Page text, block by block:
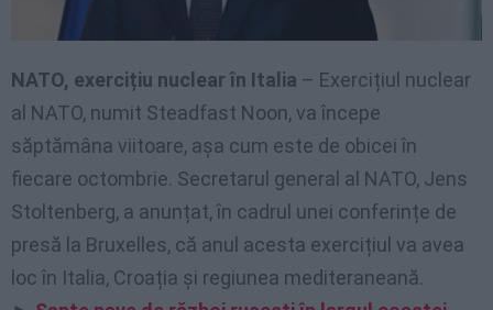
NATO, exercițiu nuclear în Italia – Exercițiul nuclear
al NATO, numit Steadfast Noon, va începe
săptămâna viitoare, așa cum este de obicei în
fiecare octombrie. Secretarul general al NATO, Jens
Stoltenberg, a anunțat, în cadrul unei conferințe de
presă la Bruxelles, că anul acesta exercițiul va avea
loc în Italia, Croația și regiunea mediteraneană.